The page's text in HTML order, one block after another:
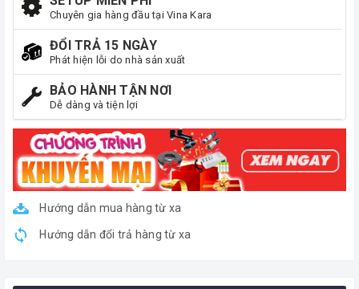
Chuyên gia hàng đầu tại Vina Kara
ĐỔI TRẢ 15 NGÀY
Phát hiện lỗi do nhà sản xuất
BẢO HÀNH TẬN NƠI
Dễ dàng và tiện lợi
Hướng dẫn mua hàng từ xa
Hướng dẫn đổi trả hàng từ xa